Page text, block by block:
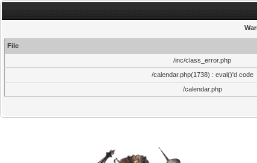
File
/inc/class_error.php
/calendar.php(1738) : eval()'d code
/calendar.php